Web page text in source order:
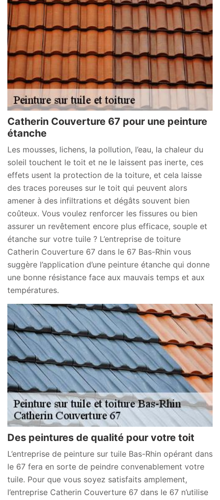
Catherin Couverture 67 pour une peinture
étanche
Les mousses, lichens, la pollution, l’eau, la chaleur du
soleil touchent le toit et ne le laissent pas inerte, ces
effets usent la protection de la toiture, et cela laisse
des traces poreuses sur le toit qui peuvent alors
amener à des infiltrations et dégâts souvent bien
coûteux. Vous voulez renforcer les fissures ou bien
assurer un revêtement encore plus efficace, souple et
étanche sur votre tuile ? L’entreprise de toiture
Catherin Couverture 67 dans le 67 Bas-Rhin vous
suggère l’application d’une peinture étanche qui donne
une bonne résistance face aux mauvais temps et aux
températures.
Des peintures de qualité pour votre toit
L’entreprise de peinture sur tuile Bas-Rhin opérant dans
le 67 fera en sorte de peindre convenablement votre
tuile. Pour que vous soyez satisfaits amplement,
l’entreprise Catherin Couverture 67 dans le 67 n’utilise